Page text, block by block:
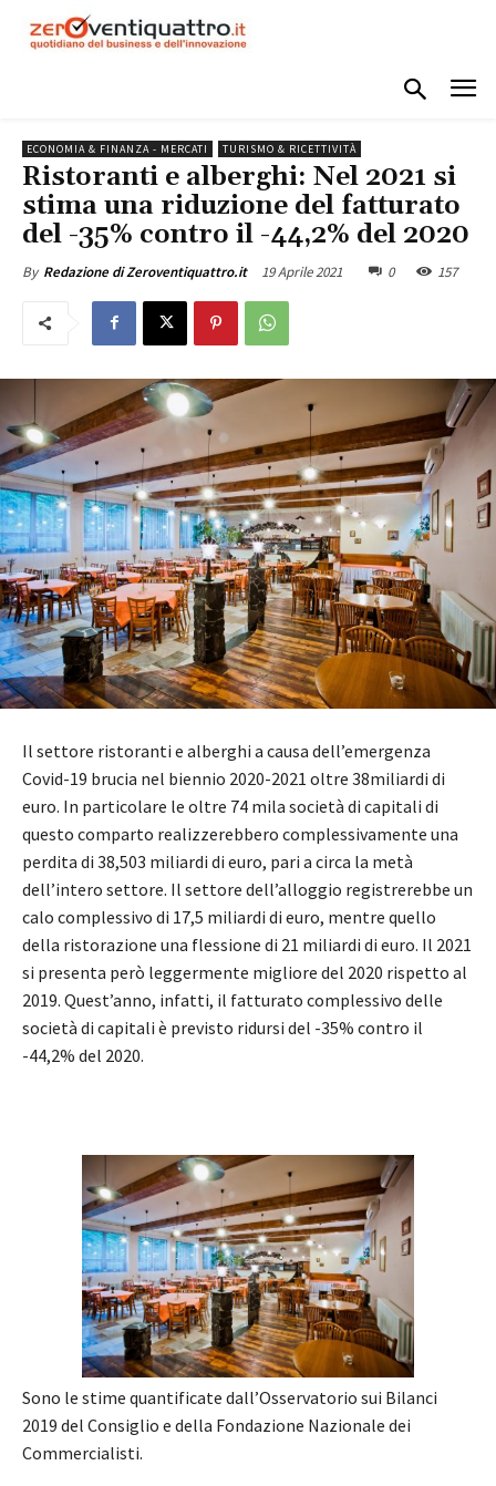
ECONOMIA & FINANZA - MERCATI TURISMO & RICETTIVITÀ
Ristoranti e alberghi: Nel 2021 si
stima una riduzione del fatturato
del -35% contro il -44,2% del 2020
By Redazione di Zeroventiquattro.it 19 Aprile 2021 0 157
Il settore ristoranti e alberghi a causa dell’emergenza
Covid-19 brucia nel biennio 2020-2021 oltre 38miliardi di
euro. In particolare le oltre 74 mila società di capitali di
questo comparto realizzerebbero complessivamente una
perdita di 38,503 miliardi di euro, pari a circa la metà
dell’intero settore. Il settore dell’alloggio registrerebbe un
calo complessivo di 17,5 miliardi di euro, mentre quello
della ristorazione una flessione di 21 miliardi di euro. Il 2021
si presenta però leggermente migliore del 2020 rispetto al
2019. Quest’anno, infatti, il fatturato complessivo delle
società di capitali è previsto ridursi del -35% contro il
-44,2% del 2020.
Sono le stime quantificate dall’Osservatorio sui Bilanci
2019 del Consiglio e della Fondazione Nazionale dei
Commercialisti.